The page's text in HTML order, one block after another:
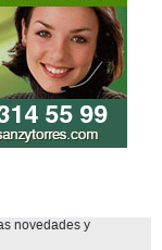
novedades y